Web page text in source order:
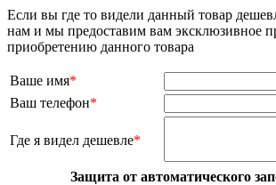
Если вы где то видели данный товар
нам и мы предоставим вам эксклюзивное
приобретению данного товара
Ваше имя*
Ваш телефон*
Где я видел дешевле*
Защита от автоматического